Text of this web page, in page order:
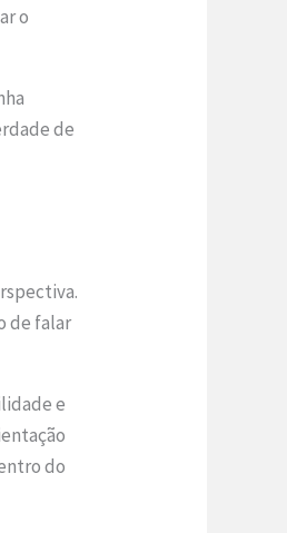
o
de
de falar
e
do